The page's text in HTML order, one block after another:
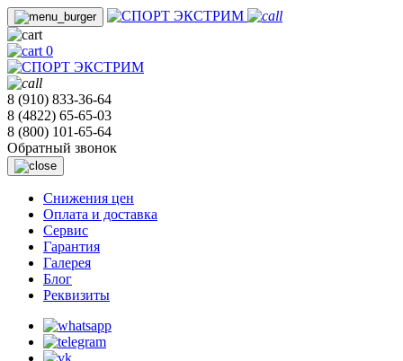
0
8 (910) 833-36-64
8 (4822) 65-65-03
8 (800) 101-65-64
Обратный звонок
Cнижения цен
Оплата и доставка
Сервис
Гарантия
Галерея
Блог
Реквизиты